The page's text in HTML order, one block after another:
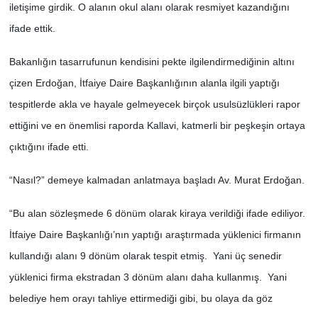
iletişime girdik. O alanın okul alanı olarak resmiyet kazandığını
ifade ettik.
Bakanlığın tasarrufunun kendisini pekte ilgilendirmediğinin altını
çizen Erdoğan, İtfaiye Daire Başkanlığının alanla ilgili yaptığı
tespitlerde akla ve hayale gelmeyecek birçok usulsüzlükleri rapor
ettiğini ve en önemlisi raporda Kallavi, katmerli bir peşkeşin ortaya
çıktığını ifade etti.
“Nasıl?” demeye kalmadan anlatmaya başladı Av. Murat Erdoğan.
“Bu alan sözleşmede 6 dönüm olarak kiraya verildiği ifade ediliyor.
İtfaiye Daire Başkanlığı’nın yaptığı araştırmada yüklenici firmanın
kullandığı alanı 9 dönüm olarak tespit etmiş. Yani üç senedir
yüklenici firma ekstradan 3 dönüm alanı daha kullanmış. Yani
belediye hem orayı tahliye ettirmediği gibi, bu olaya da göz